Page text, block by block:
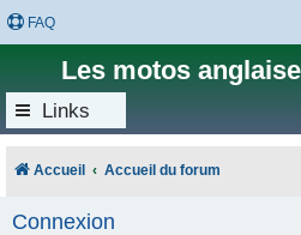
FAQ
Les motos
Links
Accueil Accueil du forum
Connexion